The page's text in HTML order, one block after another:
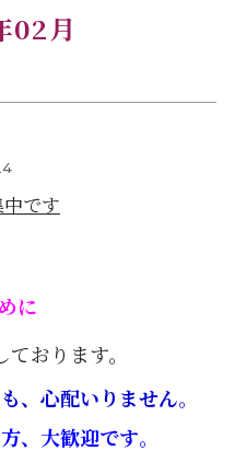
02月
です
に
ております。
、心配いりません。
、大歓迎です。